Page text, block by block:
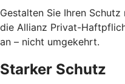
Gestalten Sie Ihren
die Allianz Privat-
an – nicht umgekehrt.
Starker Schutz